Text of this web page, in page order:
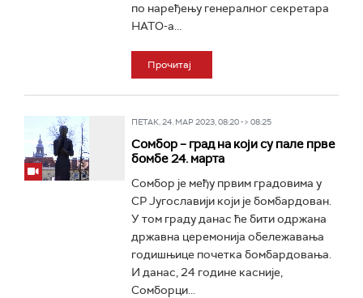
по наређењу генералног секретара
НАТО-а...
Прочитај
ПЕТАК, 24. МАР 2023, 08:20 -> 08:25
Сомбор – град на који су пале прве
бомбе 24. марта
Сомбор је међу првим градовима у
СР Југославији који је бомбардован.
У том граду данас ће бити одржана
државна церемонија обележавања
годишњице почетка бомбардовања.
И данас, 24 године касније,
Сомборци...